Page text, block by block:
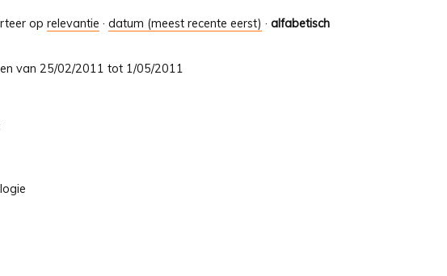
op relevantie · datum (meest recente eerst) · alfabetisch
van 25/02/2011 tot 1/05/2011